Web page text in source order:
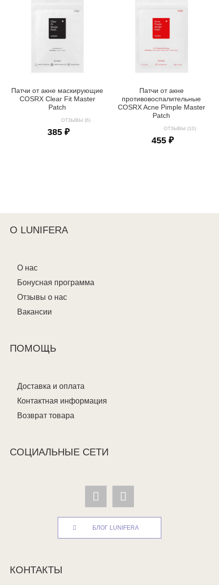
Патчи от акне маскирующие
COSRX Clear Fit Master
Patch
ОТЗЫВЫ (6)
385 ₽
Патчи от акне
противовоспалительные
COSRX Acne Pimple Master
Patch
ОТЗЫВЫ (10)
455 ₽
О LUNIFERA
О нас
Бонусная программа
Отзывы о нас
Вакансии
ПОМОЩЬ
Доставка и оплата
Контактная информация
Возврат товара
СОЦИАЛЬНЫЕ СЕТИ
БЛОГ LUNIFERA
КОНТАКТЫ